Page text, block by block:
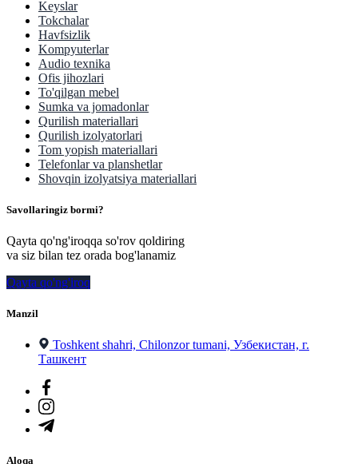
Keyslar
Tokchalar
Havfsizlik
Kompyuterlar
Audio texnika
Ofis jihozlari
To'qilgan mebel
Sumka va jomadonlar
Qurilish materiallari
Qurilish izolyatorlari
Tom yopish materiallari
Telefonlar va planshetlar
Shovqin izolyatsiya materiallari
Savollaringiz bormi?
Qayta qo'ng'iroqqa so'rov qoldiring
va siz bilan tez orada bog'lanamiz
Qayta qo'ng'iroq
Manzil
Toshkent shahri, Chilonzor tumani, Узбекистан, г.
Ташкент
Aloqa